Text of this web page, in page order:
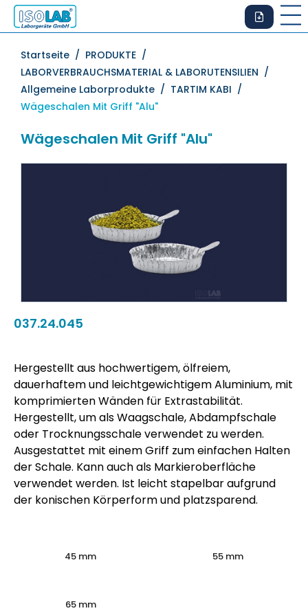
Startseite / PRODUKTE /
LABORVERBRAUCHSMATERIAL & LABORUTENSILIEN /
Allgemeine Laborprodukte / TARTIM KABI /
Wägeschalen Mit Griff "Alu"
Wägeschalen Mit Griff "Alu"
037.24.045
Hergestellt aus hochwertigem, ölfreiem,
dauerhaftem und leichtgewichtigem Aluminium, mit
komprimierten Wänden für Extrastabilität.
Hergestellt, um als Waagschale, Abdampfschale
oder Trocknungsschale verwendet zu werden.
Ausgestattet mit einem Griff zum einfachen Halten
der Schale. Kann auch als Markieroberfläche
verwendet werden. Ist leicht stapelbar aufgrund
der konischen Körperform und platzsparend.
45 mm 55 mm
65 mm